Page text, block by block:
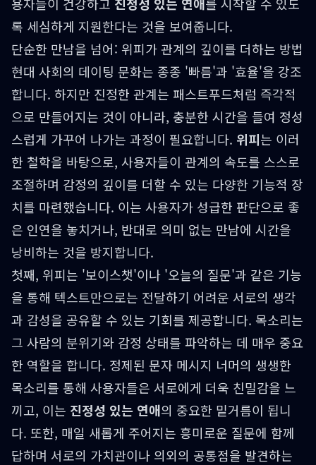
록 세심하게 지원한다는 것을 보여줍니다.
단순한 만남을 넘어: 위피가 관계의 깊이를 더하는 방법
현대 사회의 데이팅 문화는 종종 '빠름'과 '효율'을 강조
합니다. 하지만 진정한 관계는 패스트푸드처럼 즉각적
으로 만들어지는 것이 아니라, 충분한 시간을 들여 정성
스럽게 가꾸어 나가는 과정이 필요합니다. 위피는 이러
한 철학을 바탕으로, 사용자들이 관계의 속도를 스스로
조절하며 감정의 깊이를 더할 수 있는 다양한 기능적 장
치를 마련했습니다. 이는 사용자가 성급한 판단으로 좋
은 인연을 놓치거나, 반대로 의미 없는 만남에 시간을
낭비하는 것을 방지합니다.
첫째, 위피는 '보이스챗'이나 '오늘의 질문'과 같은 기능
을 통해 텍스트만으로는 전달하기 어려운 서로의 생각
과 감성을 공유할 수 있는 기회를 제공합니다. 목소리는
그 사람의 분위기와 감정 상태를 파악하는 데 매우 중요
한 역할을 합니다. 정제된 문자 메시지 너머의 생생한
목소리를 통해 사용자들은 서로에게 더욱 친밀감을 느
끼고, 이는 진정성 있는 연애의 중요한 밑거름이 됩니
다. 또한, 매일 새롭게 주어지는 흥미로운 질문에 함께
답하며 서로의 가치관이나 의외의 공통점을 발견하는